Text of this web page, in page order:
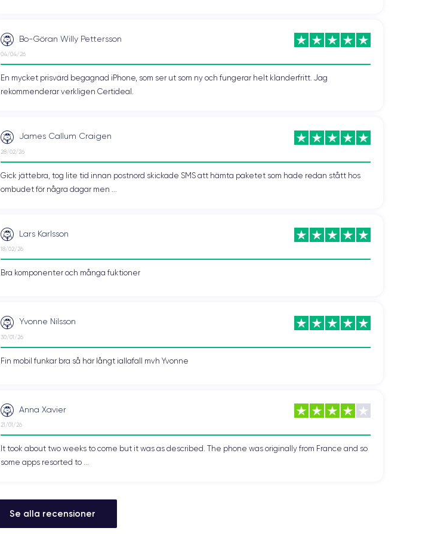
Bo-Göran Willy Pettersson
04/04/26
En mycket prisvärd begagnad iPhone, som ser ut som ny och fungerar helt klanderfritt. Jag
rekommenderar verkligen Certideal.
James Callum Craigen
28/02/26
Gick jättebra, tog lite tid innan postnord skickade SMS att hämta paketet som hade redan stått hos
ombudet för några dagar men ...
Lars Karlsson
18/02/26
Bra komponenter och många fuktioner
Yvonne Nilsson
30/01/26
Fin mobil funkar bra så här långt iallafall mvh Yvonne
Anna Xavier
21/01/26
It took about two weeks to come but it was as described. The phone was originally from France and so
some apps resorted to ...
Se alla recensioner